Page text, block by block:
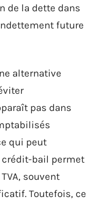
de la dette dans
future
alternative
pas dans
qui peut
crédit-bail permet
souvent
Toutefois, ce